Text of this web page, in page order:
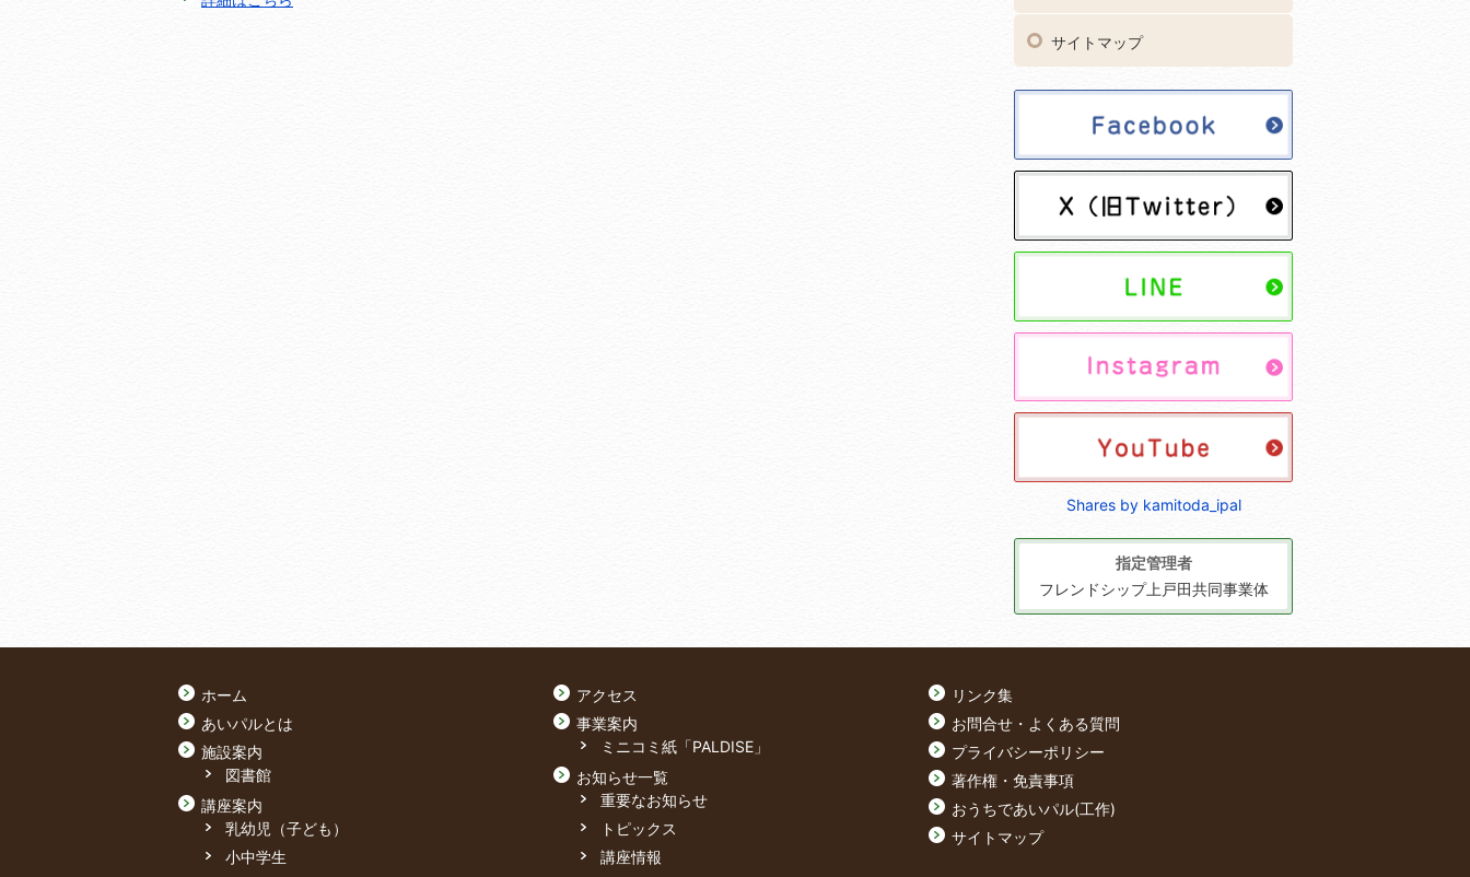
サイトマップ
Shares by kamitoda_ipal
指定管理者
フレンドシップ上戸田共同事業体
ホーム
あいパルとは
施設案内
図書館
講座案内
乳幼児（子ども）
小中学生
アクセス
事業案内
ミニコミ紙「PALDISE」
お知らせ一覧
重要なお知らせ
トピックス
講座情報
リンク集
お問合せ・よくある質問
プライバシーポリシー
著作権・免責事項
おうちであいパル(工作)
サイトマップ